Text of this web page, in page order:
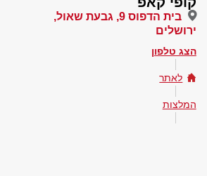
בית הדפוס 9, גבעת שאול,
ירושלים
הצג טלפון
לאתר
המלצות